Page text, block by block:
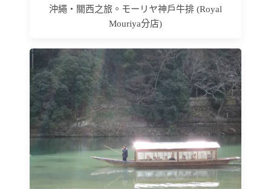
沖繩‧關西之旅。モーリヤ神戶牛排 (Royal
Mouriya分店)